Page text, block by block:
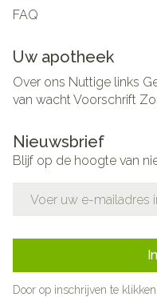
FAQ
Uw apotheek
Over ons Nuttige links
van wachtVoorschrift
Nieuwsbrief
Blijf op de hoogte van
Door op inschrijven te